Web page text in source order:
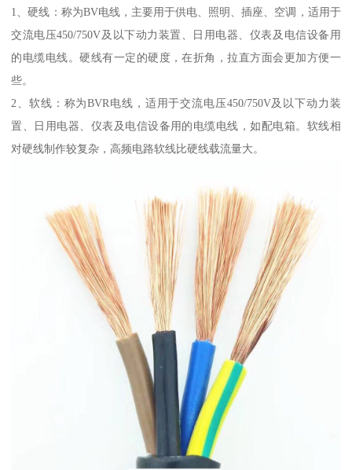
1、硬线：称为BV电线，主要用于供电、照明、插座、空调，适用于
交流电压450/750V及以下动力装置、日用电器、仪表及电信设备用
的电缆电线。硬线有一定的硬度，在折角，拉直方面会更加方便一
些。
2、软线：称为BVR电线，适用于交流电压450/750V及以下动力装
置、日用电器、仪表及电信设备用的电缆电线，如配电箱。软线相
对硬线制作较复杂，高频电路软线比硬线载流量大。